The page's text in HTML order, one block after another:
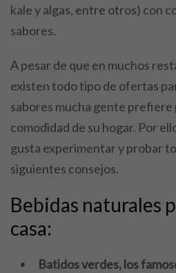
kale y algas, entre otros) con
sabores.
A pesar de que en muchos
existen todo tipo de ofertas
sabores mucha gente prefiere
comodidad de su hogar. Por
gusta experimentar y probar
siguientes consejos.
Bebidas naturales
casa:
Batidos verdes, los